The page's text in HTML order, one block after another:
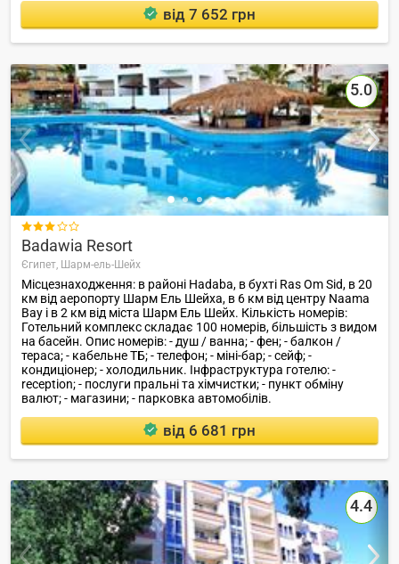
від 7 652 грн
5.0

Badawia Resort
Єгипет, Шарм-ель-Шейх
Місцезнаходження: в районі Hadaba, в бухті Ras Om Sid, в 20
км від аеропорту Шарм Ель Шейха, в 6 км від центру Naama
Bay і в 2 км від міста Шарм Ель Шейх. Кількість номерів:
Готельний комплекс складає 100 номерів, більшість з видом
на басейн. Опис номерів: - душ / ванна; - фен; - балкон /
тераса; - кабельне ТБ; - телефон; - міні-бар; - сейф; -
кондиціонер; - холодильник. Інфраструктура готелю: -
reception; - послуги пральні та хімчистки; - пункт обміну
валют; - магазини; - парковка автомобілів.
від 6 681 грн
4.4